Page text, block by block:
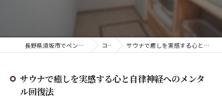
長野県須坂市でペンションならChillSheep コラム サウナで癒しを実感する心と自律神経へのメンタル回復法
サウナで癒しを実感する心と自律神経へのメンタ
ル回復法